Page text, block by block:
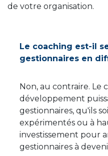
de votre organisation.
Le coaching est-il
gestionnaires en
Non, au contraire. Le
développement
gestionnaires, qu'ils
expérimentés ou à
investissement pour
gestionnaires à